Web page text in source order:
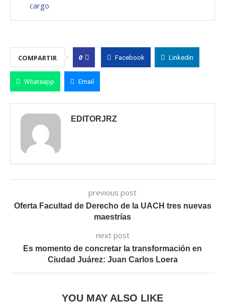
cargo
COMPARTIR 0 Facebook Linkedin
Whatsapp Email
EDITORJRZ
previous post
Oferta Facultad de Derecho de la UACH tres nuevas
maestrías
next post
Es momento de concretar la transformación en
Ciudad Juárez: Juan Carlos Loera
YOU MAY ALSO LIKE